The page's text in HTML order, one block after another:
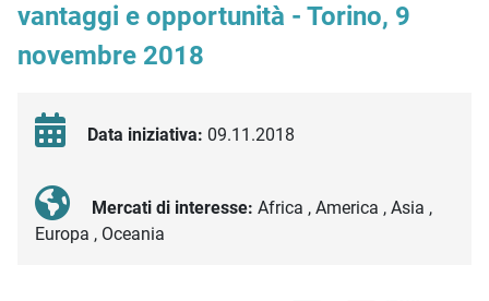
vantaggi e opportunità - Torino, 9
novembre 2018
Data iniziativa: 09.11.2018
Mercati di interesse: Africa , America , Asia ,
Europa , Oceania